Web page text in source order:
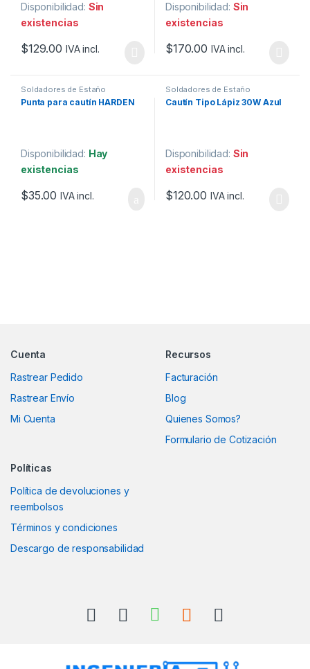
Disponibilidad: Sin
existencias
$129.00 IVA incl.
Disponibilidad: Sin
existencias
$170.00 IVA incl.
Soldadores de Estaño
Punta para cautín HARDEN
Disponibilidad: Hay
existencias
$35.00 IVA incl.
Soldadores de Estaño
Cautín Tipo Lápiz 30W Azul
Disponibilidad: Sin
existencias
$120.00 IVA incl.
Cuenta
Rastrear Pedido
Rastrear Envío
Mi Cuenta
Recursos
Facturación
Blog
Quienes Somos?
Formulario de Cotización
Políticas
Política de devoluciones y
reembolsos
Términos y condiciones
Descargo de responsabilidad